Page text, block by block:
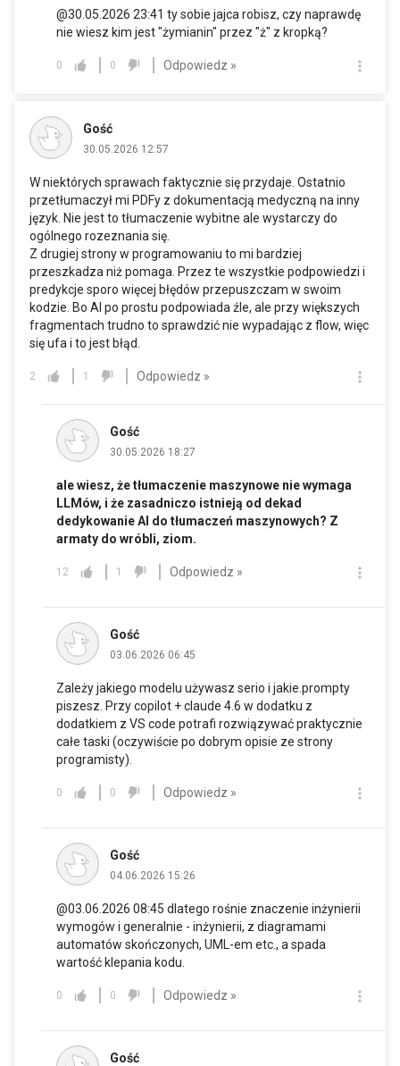
@30.05.2026 23:41 ty sobie jajca robisz, czy naprawdę
nie wiesz kim jest "żymianin" przez "ż" z kropką?
0 0 Odpowiedz »
Gość
30.05.2026 12:57
W niektórych sprawach faktycznie się przydaje. Ostatnio
przetłumaczył mi PDFy z dokumentacją medyczną na inny
język. Nie jest to tłumaczenie wybitne ale wystarczy do
ogólnego rozeznania się.
Z drugiej strony w programowaniu to mi bardziej
przeszkadza niż pomaga. Przez te wszystkie podpowiedzi i
predykcje sporo więcej błędów przepuszczam w swoim
kodzie. Bo AI po prostu podpowiada źle, ale przy większych
fragmentach trudno to sprawdzić nie wypadając z flow, więc
się ufa i to jest błąd.
2 1 Odpowiedz »
Gość
30.05.2026 18:27
ale wiesz, że tłumaczenie maszynowe nie wymaga
LLMów, i że zasadniczo istnieją od dekad
dedykowanie AI do tłumaczeń maszynowych? Z
armaty do wróbli, ziom.
12 1 Odpowiedz »
Gość
03.06.2026 06:45
Zależy jakiego modelu używasz serio i jakie.prompty
piszesz. Przy copilot + claude 4.6 w dodatku z
dodatkiem z VS code potrafi rozwiązywać praktycznie
całe taski (oczywiście po dobrym opisie ze strony
programisty).
0 0 Odpowiedz »
Gość
04.06.2026 15:26
@03.06.2026 08:45 dlatego rośnie znaczenie inżynierii
wymogów i generalnie - inżynierii, z diagramami
automatów skończonych, UML-em etc., a spada
wartość klepania kodu.
0 0 Odpowiedz »
Gość